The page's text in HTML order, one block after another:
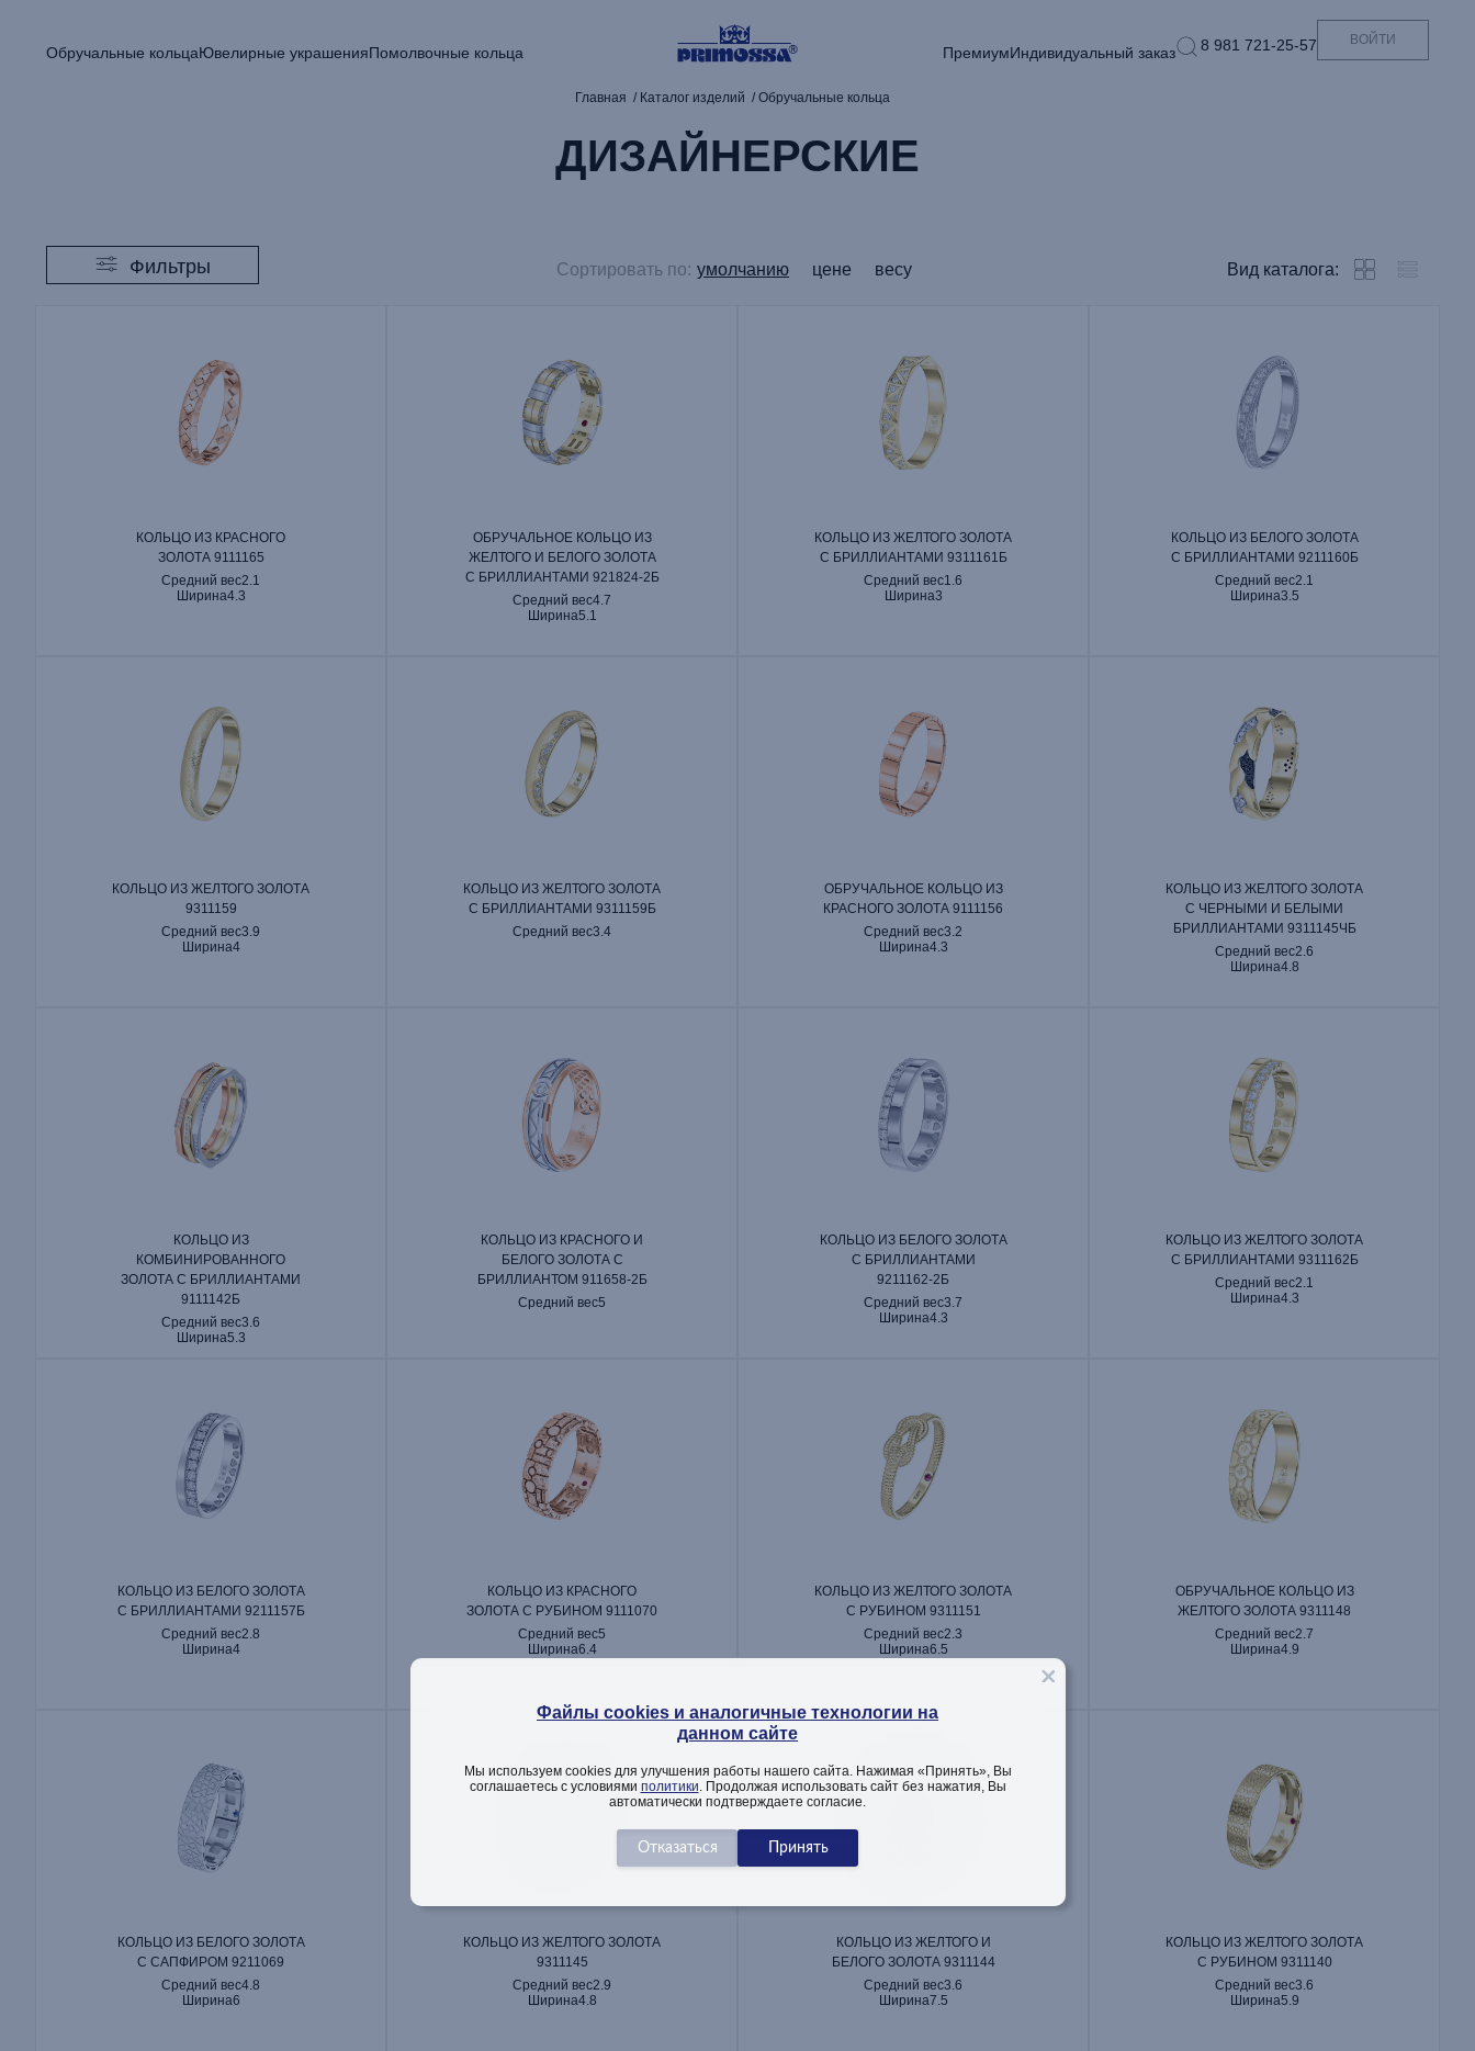
Обручальные кольцаЮвелирные украшенияПомолвочные кольца ПремиумИндивидуальный заказ 8 981 721-25-57 ВОЙТИ
Главная Каталог изделий Обручальные кольца
ДИЗАЙНЕРСКИЕ
Фильтры Сортировать по: умолчанию цене весу Вид каталога:
КОЛЬЦО ИЗ КРАСНОГО
ЗОЛОТА 9111165
Средний вес2.1
Ширина4.3
ОБРУЧАЛЬНОЕ КОЛЬЦО ИЗ
ЖЕЛТОГО И БЕЛОГО ЗОЛОТА
С БРИЛЛИАНТАМИ 921824‑2Б
Средний вес4.7
Ширина5.1
КОЛЬЦО ИЗ ЖЕЛТОГО ЗОЛОТА
С БРИЛЛИАНТАМИ 9311161Б
Средний вес1.6
Ширина3
КОЛЬЦО ИЗ БЕЛОГО ЗОЛОТА
С БРИЛЛИАНТАМИ 9211160Б
Средний вес2.1
Ширина3.5
КОЛЬЦО ИЗ ЖЕЛТОГО ЗОЛОТА
9311159
Средний вес3.9
Ширина4
КОЛЬЦО ИЗ ЖЕЛТОГО ЗОЛОТА
С БРИЛЛИАНТАМИ 9311159Б
Средний вес3.4
ОБРУЧАЛЬНОЕ КОЛЬЦО ИЗ
КРАСНОГО ЗОЛОТА 9111156
Средний вес3.2
Ширина4.3
КОЛЬЦО ИЗ ЖЕЛТОГО ЗОЛОТА
С ЧЕРНЫМИ И БЕЛЫМИ
БРИЛЛИАНТАМИ 9311145ЧБ
Средний вес2.6
Ширина4.8
КОЛЬЦО ИЗ
КОМБИНИРОВАННОГО
ЗОЛОТА С БРИЛЛИАНТАМИ
9111142Б
Средний вес3.6
Ширина5.3
КОЛЬЦО ИЗ КРАСНОГО И
БЕЛОГО ЗОЛОТА С
БРИЛЛИАНТОМ 911658‑2Б
Средний вес5
КОЛЬЦО ИЗ БЕЛОГО ЗОЛОТА
С БРИЛЛИАНТАМИ
9211162‑2Б
Средний вес3.7
Ширина4.3
КОЛЬЦО ИЗ ЖЕЛТОГО ЗОЛОТА
С БРИЛЛИАНТАМИ 9311162Б
Средний вес2.1
Ширина4.3
КОЛЬЦО ИЗ БЕЛОГО ЗОЛОТА
С БРИЛЛИАНТАМИ 9211157Б
Средний вес2.8
Ширина4
КОЛЬЦО ИЗ КРАСНОГО
ЗОЛОТА С РУБИНОМ 9111070
Средний вес5
Ширина6.4
КОЛЬЦО ИЗ ЖЕЛТОГО ЗОЛОТА
С РУБИНОМ 9311151
Средний вес2.3
Ширина6.5
ОБРУЧАЛЬНОЕ КОЛЬЦО ИЗ
ЖЕЛТОГО ЗОЛОТА 9311148
Средний вес2.7
Ширина4.9
КОЛЬЦО ИЗ БЕЛОГО ЗОЛОТА
С САПФИРОМ 9211069
Средний вес4.8
Ширина6
КОЛЬЦО ИЗ ЖЕЛТОГО ЗОЛОТА
9311145
Средний вес2.9
Ширина4.8
КОЛЬЦО ИЗ ЖЕЛТОГО И
БЕЛОГО ЗОЛОТА 9311144
Средний вес3.6
Ширина7.5
КОЛЬЦО ИЗ ЖЕЛТОГО ЗОЛОТА
С РУБИНОМ 9311140
Средний вес3.6
Ширина5.9
Файлы cookies и аналогичные технологии на
данном сайте
Мы используем cookies для улучшения работы нашего сайта. Нажимая «Принять», Вы
соглашаетесь с условиями политики . Продолжая использовать сайт без нажатия, Вы
автоматически подтверждаете согласие.